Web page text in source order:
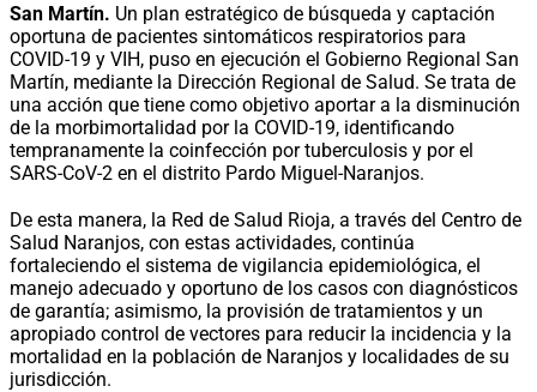
San Martín. Un plan estratégico de búsqueda y captación
oportuna de pacientes sintomáticos respiratorios para
COVID-19 y VIH, puso en ejecución el Gobierno Regional San
Martín, mediante la Dirección Regional de Salud. Se trata de
una acción que tiene como objetivo aportar a la disminución
de la morbimortalidad por la COVID-19, identificando
tempranamente la coinfección por tuberculosis y por el
SARS-CoV-2 en el distrito Pardo Miguel-Naranjos.
De esta manera, la Red de Salud Rioja, a través del Centro de
Salud Naranjos, con estas actividades, continúa
fortaleciendo el sistema de vigilancia epidemiológica, el
manejo adecuado y oportuno de los casos con diagnósticos
de garantía; asimismo, la provisión de tratamientos y un
apropiado control de vectores para reducir la incidencia y la
mortalidad en la población de Naranjos y localidades de su
jurisdicción.